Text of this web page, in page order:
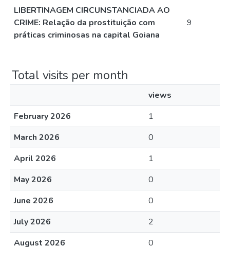
LIBERTINAGEM CIRCUNSTANCIADA AO
CRIME: Relação da prostituição com
práticas criminosas na capital Goiana
9
Total visits per month
views
February 2026
1
March 2026
0
April 2026
1
May 2026
0
June 2026
0
July 2026
2
August 2026
0